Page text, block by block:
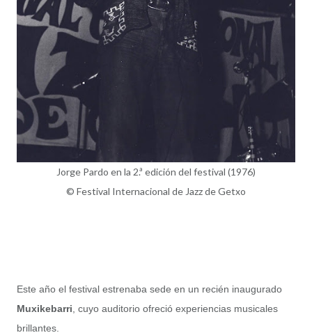
Jorge Pardo en la 2.ª edición del festival (1976)
© Festival Internacional de Jazz de Getxo
Este año el festival estrenaba sede en un recién inaugurado
Muxikebarri , cuyo auditorio ofreció experiencias musicales
brillantes.